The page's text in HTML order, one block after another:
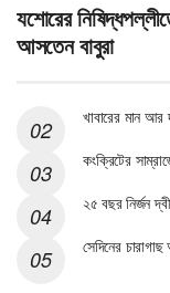
যশোরের
আসতেন বাবুরা
খাবারের মান
কংক্রিটের
২৫ বছর নির্জন
সেদিনের